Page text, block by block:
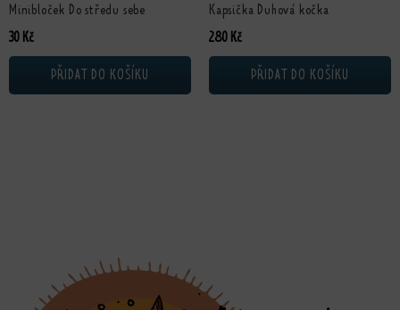
Minibloček Do středu sebe
30 Kč
PŘIDAT DO KOŠÍKU
Kapsička Duhová kočka
280 Kč
PŘIDAT DO KOŠÍKU